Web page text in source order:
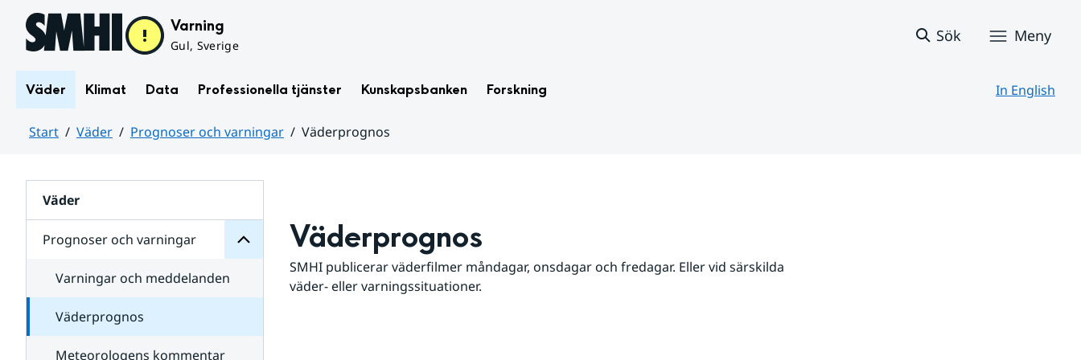
Hoppa till sidans innehåll Varning
Gul, Sverige
Sök Meny
Väder Klimat Data Professionella tjänster Kunskapsbanken Forskning In English
Start Väder Prognoser och varningar
Väderprognos
Väder
Prognoser och varningar
för
varningar
Varningar och meddelanden
Väderprognos
Meteorologens kommentar
Väderprognos
SMHI publicerar väderfilmer måndagar, onsdagar och fredagar. Eller vid särskilda
väder- eller varningssituationer.